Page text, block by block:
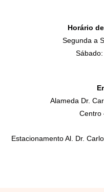
Horário
Segunda a
Alameda Dr.
Centro
Estacionamento Al. Dr.